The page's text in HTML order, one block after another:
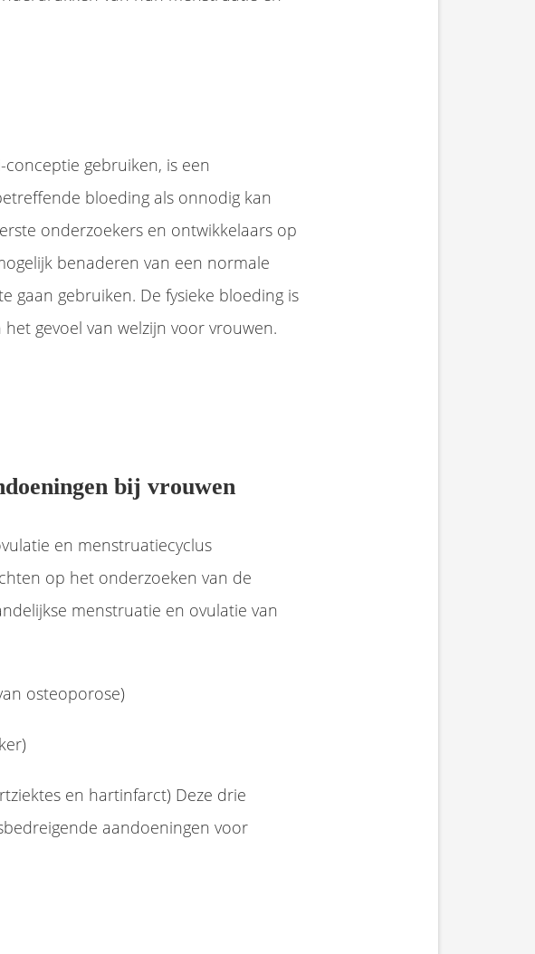
gebruiken, is een
bloeding als onnodig kan
onderzoekers en ontwikkelaars op
benaderen van een normale
gaan gebruiken. De fysieke bloeding is
gevoel van welzijn voor vrouwen.
bij vrouwen
en menstruatiecyclus
op het onderzoeken van de
menstruatie en ovulatie van
osteoporose)
en hartinfarct) Deze drie
aandoeningen voor